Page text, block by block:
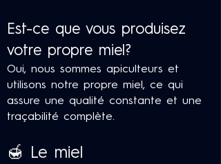
Est-ce que vous produisez
votre propre miel?
Oui, nous sommes apiculteurs et
utilisons notre propre miel, ce qui
assure une qualité constante et une
traçabilité complète.
🍯 Le miel